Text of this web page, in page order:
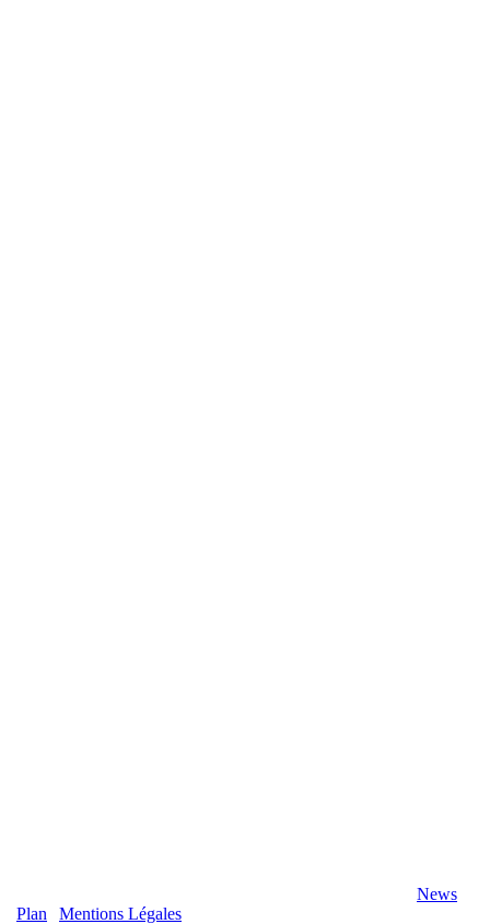
News
Plan
Mentions Légales